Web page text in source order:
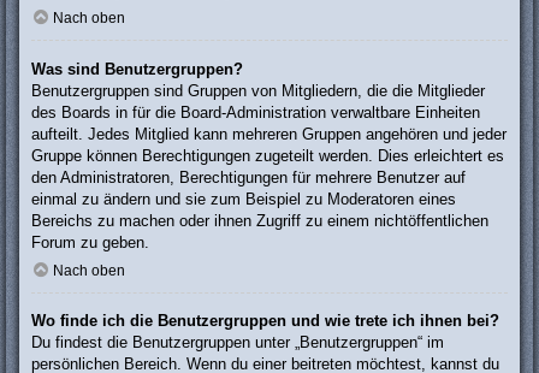
Nach oben
Was sind Benutzergruppen?
Benutzergruppen sind Gruppen von Mitgliedern, die die Mitglieder
des Boards in für die Board-Administration verwaltbare Einheiten
aufteilt. Jedes Mitglied kann mehreren Gruppen angehören und jeder
Gruppe können Berechtigungen zugeteilt werden. Dies erleichtert es
den Administratoren, Berechtigungen für mehrere Benutzer auf
einmal zu ändern und sie zum Beispiel zu Moderatoren eines
Bereichs zu machen oder ihnen Zugriff zu einem nichtöffentlichen
Forum zu geben.
Nach oben
Wo finde ich die Benutzergruppen und wie trete ich ihnen bei?
Du findest die Benutzergruppen unter „Benutzergruppen“ im
persönlichen Bereich. Wenn du einer beitreten möchtest, kannst du